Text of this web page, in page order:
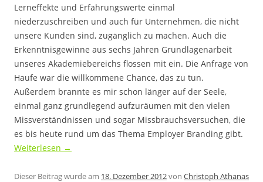
Lerneffekte und Erfahrungswerte einmal
niederzuschreiben und auch für Unternehmen, die nicht
unsere Kunden sind, zugänglich zu machen. Auch die
Erkenntnisgewinne aus sechs Jahren Grundlagenarbeit
unseres Akademiebereichs flossen mit ein. Die Anfrage von
Haufe war die willkommene Chance, das zu tun.
Außerdem brannte es mir schon länger auf der Seele,
einmal ganz grundlegend aufzuräumen mit den vielen
Missverständnissen und sogar Missbrauchsversuchen, die
es bis heute rund um das Thema Employer Branding gibt.
Weiterlesen →
Dieser Beitrag wurde am 18. Dezember 2012von Christoph Athanas